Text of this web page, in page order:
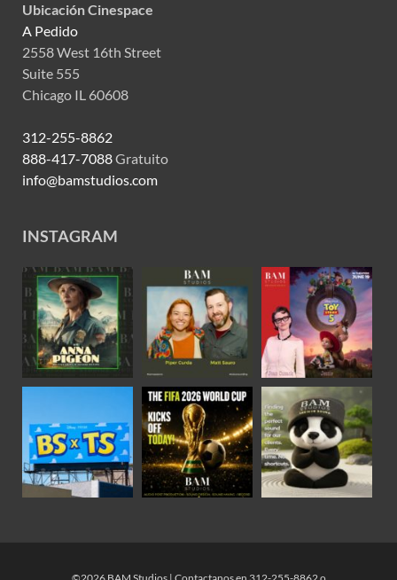
Ubicación Cinespace
A Pedido
2558 West 16th Street
Suite 555
Chicago IL 60608
312-255-8862
888-417-7088Gratuito
info@bamstudios.com
INSTAGRAM